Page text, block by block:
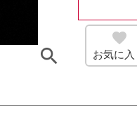
お気に入